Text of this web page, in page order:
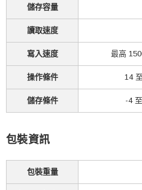
儲存容量
讀取速度
寫入速度 最高
操作條件 14
儲存條件 -4
包裝資訊
包裝重量